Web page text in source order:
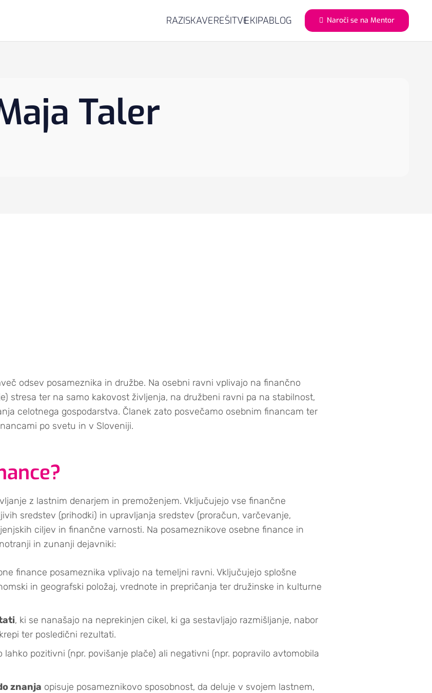
RAZISKAVEREŠITVEEKIPABLOG Naroči se na Mentor
Taler
odsev posameznika in družbe. Na osebni ravni vplivajo na finančno
stresa ter na samo kakovost življenja, na družbeni ravni pa na stabilnost,
celotnega gospodarstva. Članek zato posvečamo osebnim financam ter
po svetu in v Sloveniji.
z lastnim denarjem in premoženjem. Vključujejo vse finančne
sredstev (prihodki) in upravljanja sredstev (proračun, varčevanje,
ciljev in finančne varnosti. Na posameznikove osebne finance in
in zunanji dejavniki:
finance posameznika vplivajo na temeljni ravni. Vključujejo splošne
in geografski položaj, vrednote in prepričanja ter družinske in kulturne
, ki se nanašajo na neprekinjen cikel, ki ga sestavljajo razmišljanje, nabor
ter posledični rezultati.
lahko pozitivni (npr. povišanje plače) ali negativni (npr. popravilo avtomobila
znanja opisuje posameznikovo sposobnost, da deluje v svojem lastnem,